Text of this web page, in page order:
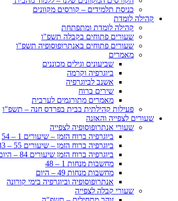
כניסת תלמידים – קורסים מקוונים
קהילה לומדת
קהילה לומדת ומתפתחת
שעורים פתוחים בקבלה תשפ"ו
שעורים פתוחים באנתרופוסופיה תשפ"ו
מאמרים
שביעונים וגילים מכוננים
ביוגרפיה וקרמה
אשנב לביוגרפיה
שירים ברוח
מאמרים מתורגמים לערבית
פעילות קהילתית בבית בפרדס חנה – תשפ"ו
שעורים לצפייה והאזנה
שעורי אנתרופוסופיה לצפייה
ביוגרפיה ברוח הזמן – שיעורים 1 – 54
ביוגרפיה ברוח הזמן – שיעורים 55 – 83
ביוגרפיה ברוח הזמן שיעורים 84 – היום
מחשבות מנחות 1 – 48
מחשבות מנחות 49 – היום
אנתרופוסופיה וביוגרפיה בימי קורונה
שעורי קבלה לצפייה